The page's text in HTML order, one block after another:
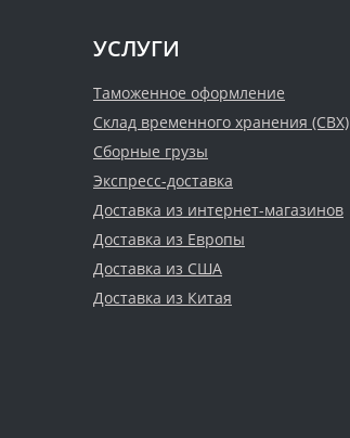
УСЛУГИ
Таможенное оформление
Склад временного хранения (СВХ)
Сборные грузы
Экспресс-доставка
Доставка из интернет-магазинов
Доставка из Европы
Доставка из США
Доставка из Китая